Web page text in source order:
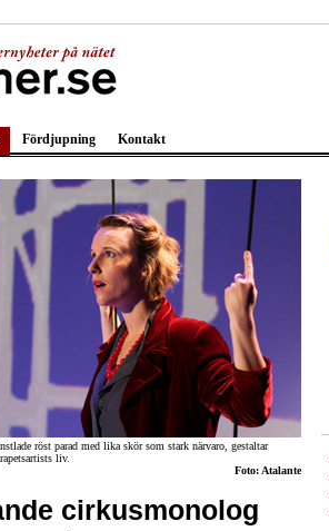
Fördjupning Kontakt
röst parad med lika skör som stark närvaro, gestaltar
liv.
Foto: Atalante
cirkusmonolog